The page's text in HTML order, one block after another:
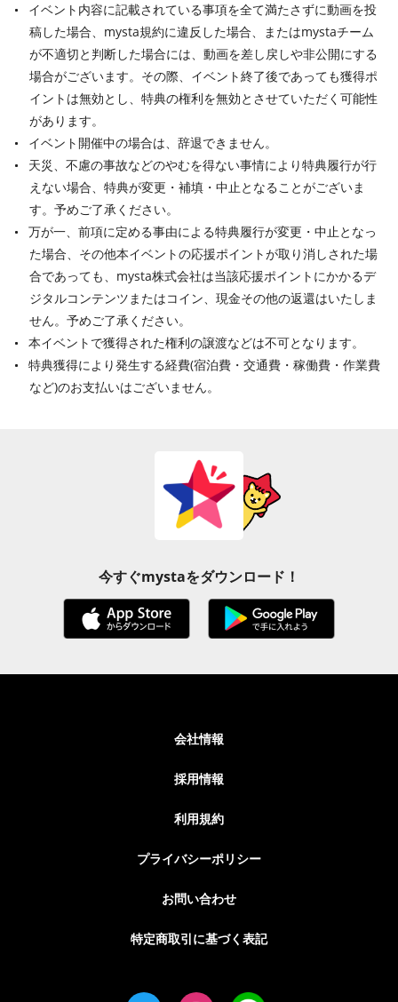
イベント内容に記載されている事項を全て満たさずに動画を投
稿した場合、mysta規約に違反した場合、またはmystaチーム
が不適切と判断した場合には、動画を差し戻しや非公開にする
場合がございます。その際、イベント終了後であっても獲得ポ
イントは無効とし、特典の権利を無効とさせていただく可能性
があります。
イベント開催中の場合は、辞退できません。
天災、不慮の事故などのやむを得ない事情により特典履行が行
えない場合、特典が変更・補填・中止となることがございま
す。予めご了承ください。
万が一、前項に定める事由による特典履行が変更・中止となっ
た場合、その他本イベントの応援ポイントが取り消しされた場
合であっても、mysta株式会社は当該応援ポイントにかかるデ
ジタルコンテンツまたはコイン、現金その他の返還はいたしま
せん。予めご了承ください。
本イベントで獲得された権利の譲渡などは不可となります。
特典獲得により発生する経費(宿泊費・交通費・稼働費・作業費
など)のお支払いはございません。
今すぐmystaをダウンロード！
会社情報
採用情報
利用規約
プライバシーポリシー
お問い合わせ
特定商取引に基づく表記